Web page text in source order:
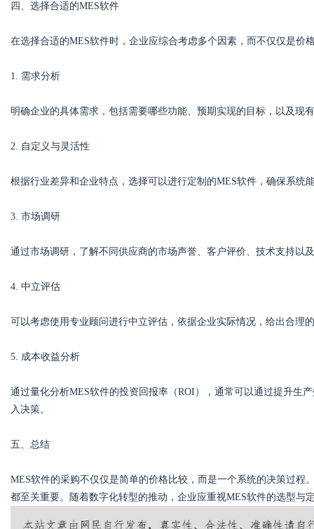
四、选择合适的MES软件
在选择合适的MES软件时，企业应综合考虑多个因素，而不仅仅是价
1. 需求分析
明确企业的具体需求，包括需要哪些功能、预期实现的目标，以及现
2. 自定义与灵活性
根据行业差异和企业特点，选择可以进行定制的MES软件，确保系统
3. 市场调研
通过市场调研，了解不同供应商的市场声誉、客户评价、技术支持以
4. 中立评估
可以考虑使用专业顾问进行中立评估，依据企业实际情况，给出合理
5. 成本收益分析
通过量化分析MES软件的投资回报率（ROI），通常可以通过提升生
入决策。
五、总结
MES软件的采购不仅仅是简单的价格比较，而是一个系统的决策过
都至关重要。随着数字化转型的推动，企业应重视MES软件的选型与